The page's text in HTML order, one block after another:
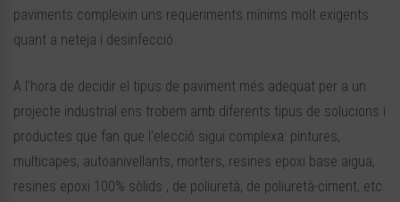
paviments compleixin uns requeriments mínims molt exigents
quant a neteja i desinfecció.
A l’hora de decidir el tipus de paviment més adequat per a un
projecte industrial ens trobem amb diferents tipus de solucions i
productes que fan que l’elecció sigui complexa: pintures,
multicapes, autoanivellants, morters, resines epoxi base aigua,
resines epoxi 100% sòlids , de poliuretà, de poliuretà-ciment, etc.